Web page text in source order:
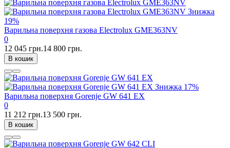
Знижка
19%
Варильна поверхня газова Electrolux GME363NV
0
12 045 грн.14 800 грн.
В кошик
Знижка 17%
Варильна поверхня Gorenje GW 641 EX
0
11 212 грн.13 500 грн.
В кошик